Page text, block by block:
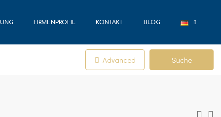
FIRMENPROFIL KONTAKT BLOG
Advanced Suche